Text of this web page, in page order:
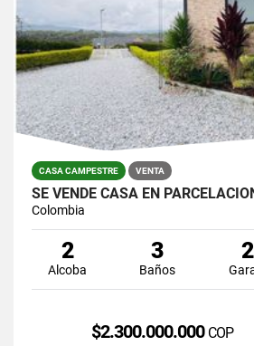
CASA CAMPESTRE VENTA
SE VENDE CASA EN
Colombia
2
Alcoba
3
Baños
2
$2.300.000.000 COP